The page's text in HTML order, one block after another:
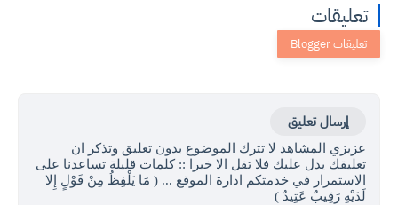
تعليقات
إرسال تعليق
عزيزي المشاهد لا تترك الموضوع بدون تعليق وتذكر ان
تعليقك يدل عليك فلا تقل الا خيرا :: كلمات قليلة تساعدنا على
الاستمرار في خدمتكم ادارة الموقع ... ( مَا يَلْفِظُ مِنْ قَوْلٍ إِلا
لَدَيْهِ رَقِيبٌ عَتِيدٌ )